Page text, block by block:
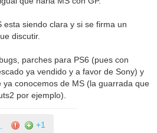
esta siendo clara y si se firma un
discutir.
parches para PS6 (pues con
ya vendido y a favor de Sony) y
ya conocemos de MS (la guarrada que
por ejemplo).
+1